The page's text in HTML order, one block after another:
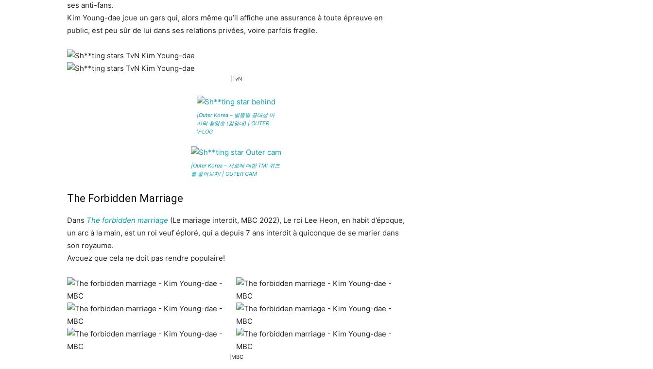
ses anti-fans.
Kim Young-dae joue un gars qui, alors même qu’il affiche une assurance à toute épreuve en
public, est peu sûr de lui dans ses relations privées, voire parfois fragile.
|TvN
|Outer Korea – 별똥별 공태성 마
지막 촬영🌼 (김영대) | OUTER
V-LOG
|Outer Korea – 서로에 대한 TMI 퀴즈
를 풀어보자! | OUTER CAM
The Forbidden Marriage
Dans The forbidden marriage (Le mariage interdit, MBC 2022), Le roi Lee Heon, en habit d’époque,
un arc à la main, est un roi veuf éploré, qui a depuis 7 ans interdit à quiconque de se marier dans
son royaume.
Avouez que cela ne doit pas rendre populaire!
|MBC